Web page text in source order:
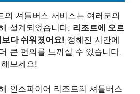
의 셔틀버스 서비스는 여러분의
설계되었습니다. 리조트에 오르
다 쉬워졌어요! 정해진 시간에
큰 편의를 느끼실 수 있습니다.
보세요!
인스파이어 리조트의 셔틀버스